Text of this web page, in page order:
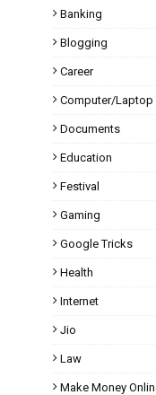
Banking
Blogging
Career
Computer/Laptop
Documents
Education
Festival
Gaming
Google Tricks
Health
Internet
Jio
Law
Make Money